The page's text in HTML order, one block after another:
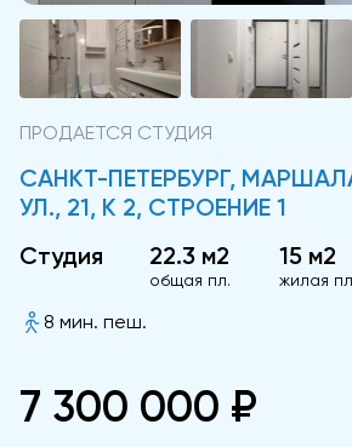
ПРОДАЕТСЯ СТУДИЯ
САНКТ-ПЕТЕРБУРГ,
УЛ., 21, К 2, СТРОЕНИЕ 1
Студия
22.3 м2
общая пл.
15 м2
жилая
8 мин. пеш.
7 300 000 ₽